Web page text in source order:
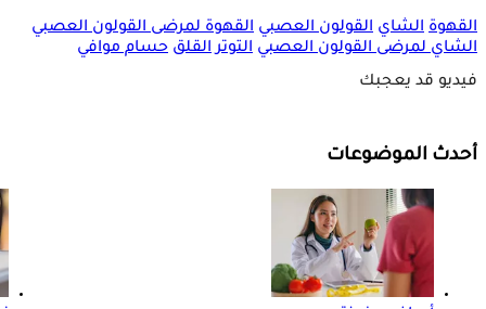
القهوة الشاي القولون العصبي القهوة لمرضى القولون العصبي
الشاي لمرضى القولون العصبي التوتر القلق حسام موافي
فيديو قد يعجبك
أحدث الموضوعات